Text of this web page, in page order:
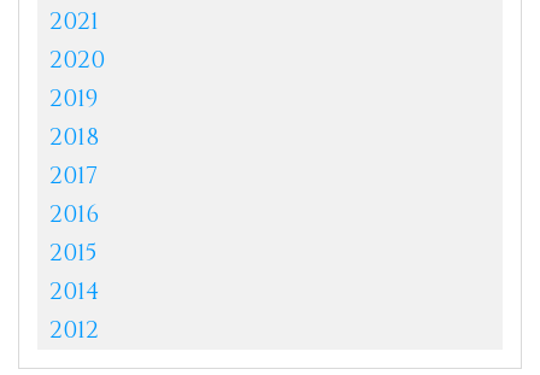
2021
2020
2019
2018
2017
2016
2015
2014
2012